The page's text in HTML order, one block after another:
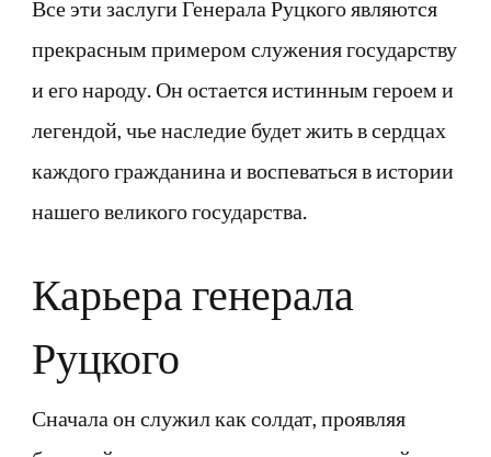
Все эти заслуги Генерала Руцкого являются
прекрасным примером служения государству
и его народу. Он остается истинным героем и
легендой, чье наследие будет жить в сердцах
каждого гражданина и воспеваться в истории
нашего великого государства.
Карьера генерала
Руцкого
Сначала он служил как солдат, проявляя